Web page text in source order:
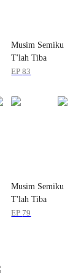
Musim Semiku
T'lah Tiba
EP83
Musim Semiku
T'lah Tiba
EP 79